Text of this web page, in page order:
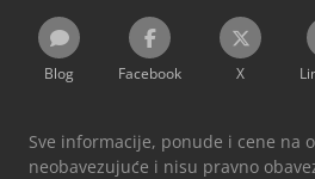
Blog Facebook X
Sve informacije, ponude i cene na
neobavezujuće i nisu pravno